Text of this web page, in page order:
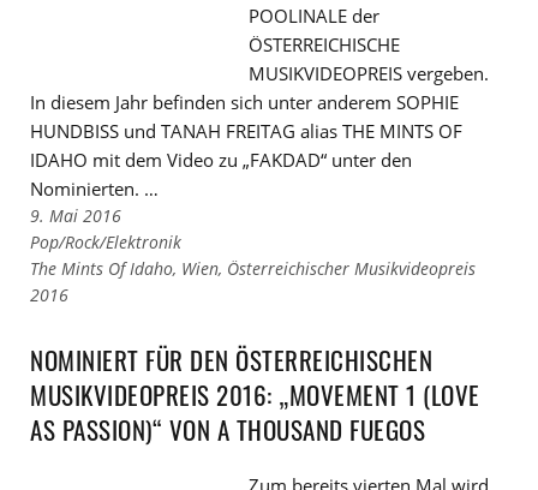
POOLINALE der
ÖSTERREICHISCHE
MUSIKVIDEOPREIS vergeben.
In diesem Jahr befinden sich unter anderem SOPHIE
HUNDBISS und TANAH FREITAG alias THE MINTS OF
IDAHO mit dem Video zu „FAKDAD“ unter den
Nominierten. …
9. Mai 2016
Links
zu
den
Pop/Rock/Elektronik
Links
zu
Tags
The Mints Of Idaho, Wien, Österreichischer Musikvideopreis
2016
NOMINIERT FÜR DEN ÖSTERREICHISCHEN
MUSIKVIDEOPREIS 2016: „MOVEMENT 1 (LOVE
AS PASSION)“ VON A THOUSAND FUEGOS
Zum bereits vierten Mal wird